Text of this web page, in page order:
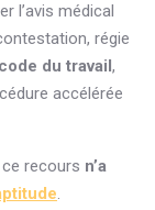
l’avis médical
régie
du travail,
accélérée
recours n’a
.